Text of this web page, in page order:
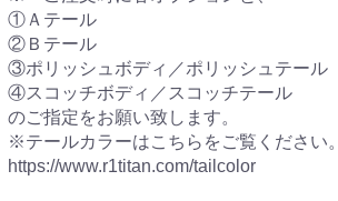
①Ａテール
②Ｂテール
③ポリッシュボディ／ポリッシュテール
④スコッチボディ／スコッチテール
のご指定をお願い致します。
※テールカラーはこちらをご覧ください。
https://www.r1titan.com/tailcolor